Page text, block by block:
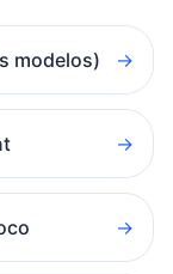
modelos) →
→
→